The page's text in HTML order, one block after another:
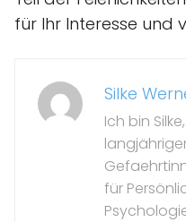
für Ihr Interesse und
Silke
Ich bin
für